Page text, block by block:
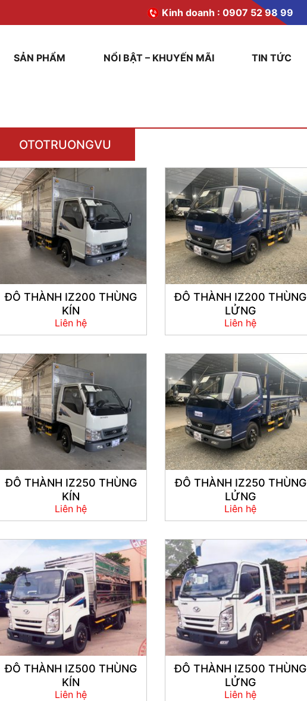
Kinh doanh : 0907 52 98 99
SẢN PHẨM NỔI BẬT – KHUYẾN MÃI TIN TỨC
OTOTRUONGVU
ĐÔ THÀNH IZ200 THÙNG
KÍN
Liên hệ
ĐÔ THÀNH IZ200 THÙNG
LỬNG
Liên hệ
ĐÔ THÀNH IZ250 THÙNG
KÍN
Liên hệ
ĐÔ THÀNH IZ250 THÙNG
LỬNG
Liên hệ
ĐÔ THÀNH IZ500 THÙNG
KÍN
Liên hệ
ĐÔ THÀNH IZ500 THÙNG
LỬNG
Liên hệ